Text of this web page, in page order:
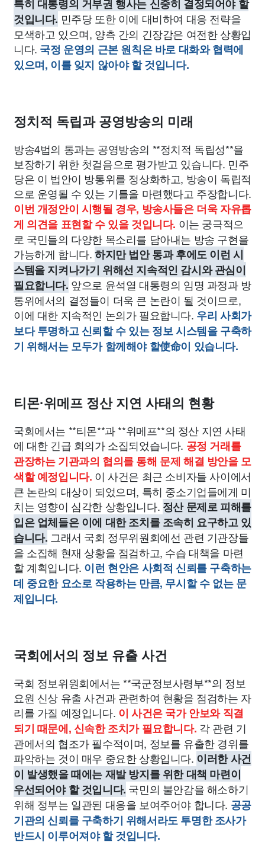
특히 대통령의 거부권 행사는 신중히 결정되어야 할
것입니다. 민주당 또한 이에 대비하여 대응 전략을
모색하고 있으며, 양측 간의 긴장감은 여전한 상황입
니다. 국정 운영의 근본 원칙은 바로 대화와 협력에
있으며, 이를 잊지 않아야 할 것입니다.
정치적 독립과 공영방송의 미래
방송4법의 통과는 공영방송의 **정치적 독립성**을
보장하기 위한 첫걸음으로 평가받고 있습니다. 민주
당은 이 법안이 방통위를 정상화하고, 방송이 독립적
으로 운영될 수 있는 기틀을 마련했다고 주장합니다.
이번 개정안이 시행될 경우, 방송사들은 더욱 자유롭
게 의견을 표현할 수 있을 것입니다. 이는 궁극적으
로 국민들의 다양한 목소리를 담아내는 방송 구현을
가능하게 합니다.하지만 법안 통과 후에도 이런 시
스템을 지켜나가기 위해선 지속적인 감시와 관심이
필요합니다. 앞으로 윤석열 대통령의 임명 과정과 방
통위에서의 결정들이 더욱 큰 논란이 될 것이므로,
이에 대한 지속적인 논의가 필요합니다. 우리 사회가
보다 투명하고 신뢰할 수 있는 정보 시스템을 구축하
기 위해서는 모두가 함께해야 할使命이 있습니다.
티몬·위메프 정산 지연 사태의 현황
국회에서는 **티몬**과 **위메프**의 정산 지연 사태
에 대한 긴급 회의가 소집되었습니다. 공정 거래를
관장하는 기관과의 협의를 통해 문제 해결 방안을 모
색할 예정입니다. 이 사건은 최근 소비자들 사이에서
큰 논란의 대상이 되었으며, 특히 중소기업들에게 미
치는 영향이 심각한 상황입니다. 정산 문제로 피해를
입은 업체들은 이에 대한 조치를 조속히 요구하고 있
습니다. 그래서 국회 정무위원회에선 관련 기관장들
을 소집해 현재 상황을 점검하고, 수습 대책을 마련
할 계획입니다. 이런 현안은 사회적 신뢰를 구축하는
데 중요한 요소로 작용하는 만큼, 무시할 수 없는 문
제입니다.
국회에서의 정보 유출 사건
국회 정보위원회에서는 **국군정보사령부**의 정보
요원 신상 유출 사건과 관련하여 현황을 점검하는 자
리를 가질 예정입니다. 이 사건은 국가 안보와 직결
되기 때문에, 신속한 조치가 필요합니다. 각 관련 기
관에서의 협조가 필수적이며, 정보를 유출한 경위를
파악하는 것이 매우 중요한 상황입니다. 이러한 사건
이 발생했을 때에는 재발 방지를 위한 대책 마련이
우선되어야 할 것입니다. 국민의 불안감을 해소하기
위해 정부는 일관된 대응을 보여주어야 합니다. 공공
기관의 신뢰를 구축하기 위해서라도 투명한 조사가
반드시 이루어져야 할 것입니다.